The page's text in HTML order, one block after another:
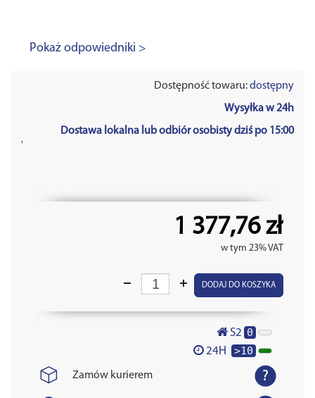
Pokaż odpowiedniki >
Dostępność towaru:dostępny
Wysyłka w 24h
Dostawa lokalna lub odbiór osobisty dziś po 15:00
'
1 377,76 zł
w tym 23% VAT
DODAJ DO KOSZYKA
S2 0
24H >10
Zamów kurierem